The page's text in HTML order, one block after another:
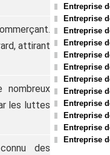
attirant
les luttes
des
Entreprise
Entreprise
Entreprise
Entreprise
Entreprise
Entreprise
Entreprise
Entreprise
Entreprise
Entreprise
Entreprise
Entreprise